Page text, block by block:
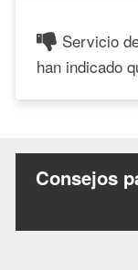
Servicio
han indicado
Consejos